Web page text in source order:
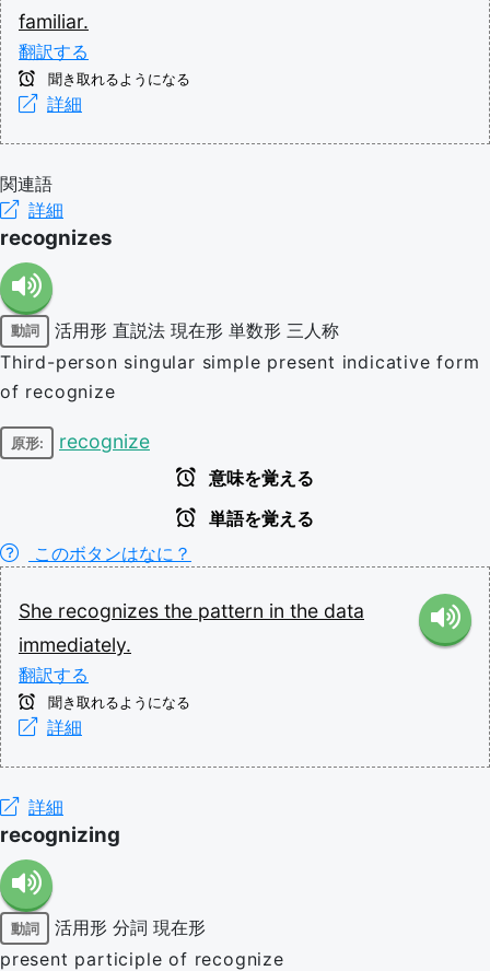
familiar.
翻訳する
聞き取れるようになる
詳細
関連語
詳細
recognizes
動詞 活用形 直説法 現在形 単数形 三人称
Third-person singular simple present indicative form
of recognize
原形: recognize
意味を覚える
単語を覚える
このボタンはなに？
She recognizes the pattern in the data
immediately.
翻訳する
聞き取れるようになる
詳細
詳細
recognizing
動詞 活用形 分詞 現在形
present participle of recognize